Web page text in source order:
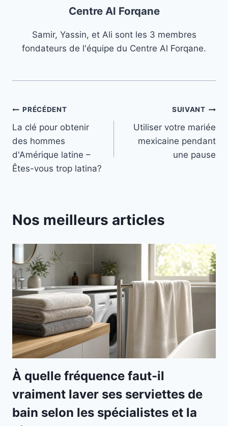
Centre Al Forqane
Samir, Yassin, et Ali sont les 3 membres
fondateurs de l'équipe du Centre Al Forqane.
Navigation
de
l’article
PRÉCÉDENT
La clé pour obtenir
des hommes
d'Amérique latine –
Êtes-vous trop latina?
SUIVANT
Utiliser votre mariée
mexicaine pendant
une pause
Nos meilleurs articles
À quelle fréquence faut-il
vraiment laver ses serviettes de
bain selon les spécialistes et la